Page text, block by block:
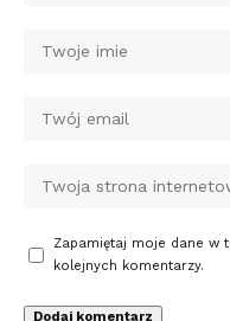
Zapamiętaj moje dane w
kolejnych komentarzy.